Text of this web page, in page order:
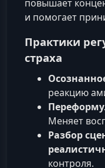
повышает
и помогает
Практики
страха
реакцию
Меняет
Разбор
контроля.